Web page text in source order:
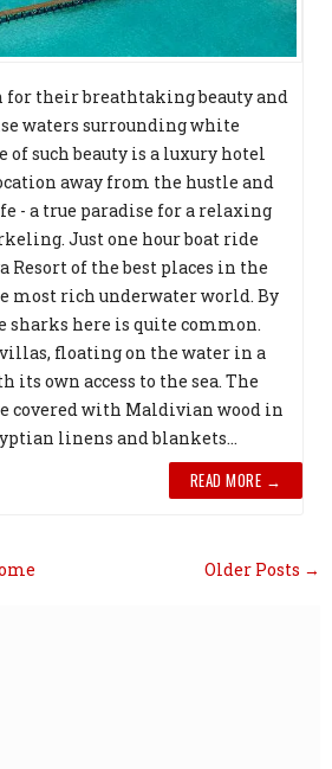
for their breathtaking beauty and
waters surrounding white
of such beauty is a luxury hotel
away from the hustle and
- a true paradise for a relaxing
Just one hour boat ride
Resort of the best places in the
most rich underwater world. By
sharks here is quite common.
floating on the water in a
its own access to the sea. The
covered with Maldivian wood in
linens and blankets...
READ MORE →
Older Posts →